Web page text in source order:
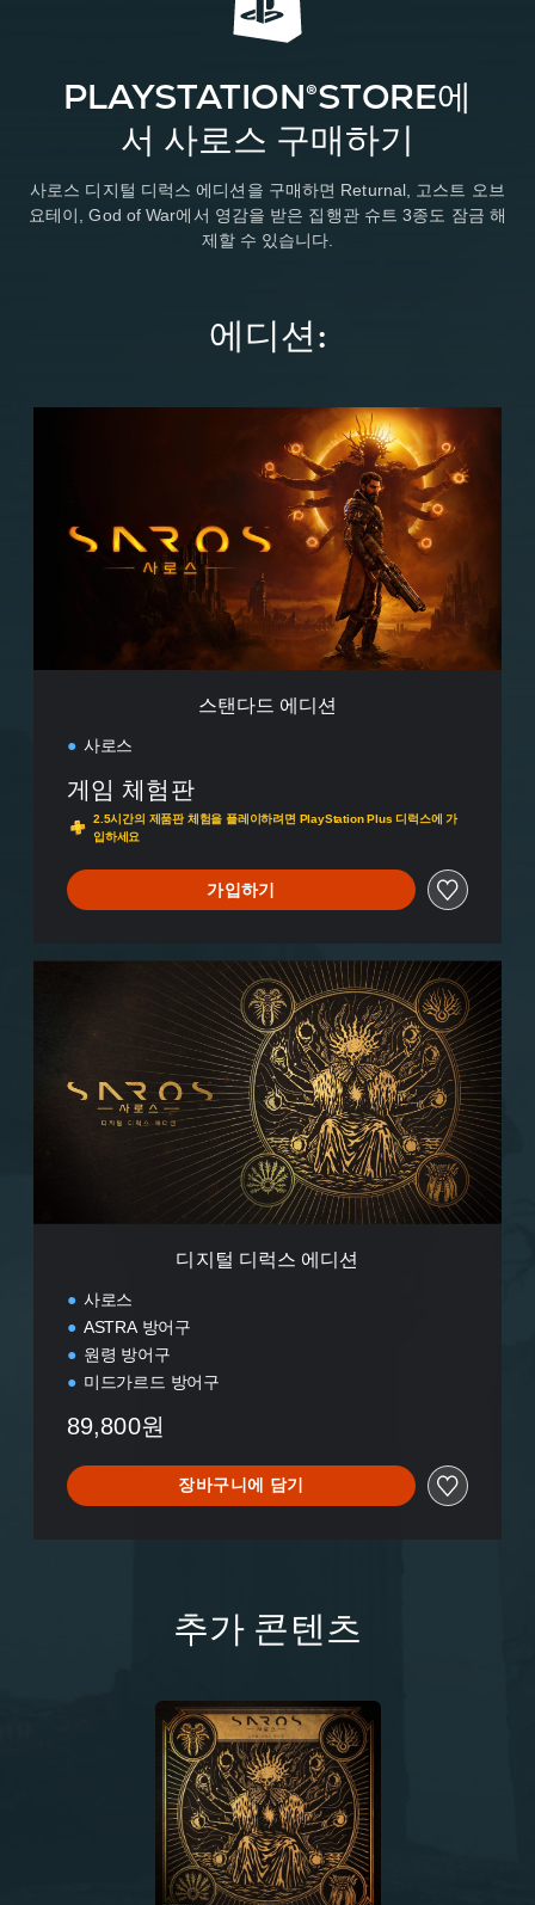
PLAYSTATION®STORE에
서 사로스 구매하기
사로스 디지털 디럭스 에디션을 구매하면 Returnal, 고스트 오브
요테이, God of War에서 영감을 받은 집행관 슈트 3종도 잠금 해
제할 수 있습니다.
에디션:
스탠다드 에디션
사로스
게임 체험판
2.5시간의 제품판 체험을 플레이하려면 PlayStation Plus 디럭스에 가
입하세요
가입하기
디지털 디럭스 에디션
사로스
ASTRA 방어구
원령 방어구
미드가르드 방어구
89,800원
장바구니에 담기
추가 콘텐츠